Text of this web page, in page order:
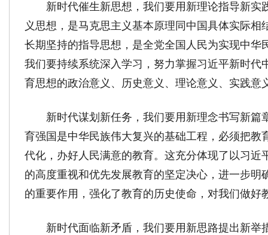
新时代催生新思想，我们要用新理论指导新实
义思想，是马克思主义基本原理同中国具体实际相
长期坚持的指导思想，是全党全国人民为实现中华
我们要持续系统深入学习，努力掌握习近平新时代
育思想的政治意义、历史意义、理论意义、实践意
新时代谋划新任务，我们要用新理念书写新篇
育强国是中华民族伟大复兴的基础工程，必须把教
代化，办好人民满意的教育。这充分体现了以习近
的高度重视和优先发展教育的坚定决心，进一步明
的重要作用，强化了教育的历史使命，对我们做好
新时代面临新矛盾，我们要用新思路提出新举